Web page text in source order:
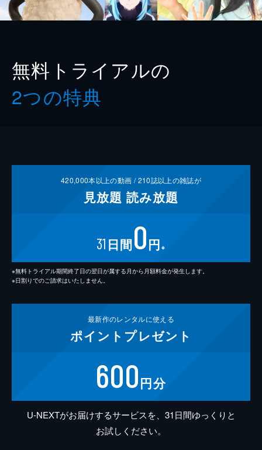
無料トライアルの
2つの特典
420,000本以上の動画 /210誌以上の雑誌が
見放題 読み放題
31 日間0円 ※
※無料トライアル期間終了日の翌日が属する月から月額料金が発生します。
※日割りでのご請求はいたしません。
最新作のレンタルに使える
ポイント プレゼント
600円分
U-NEXTがお届けするサービスを、31日間ゆっくりと
お試しください。